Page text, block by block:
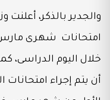
والجدير بالذكر، أعلنت
امتحانات شهرى مارس
خلال اليوم الدراسى،
أن يتم إجراء امتحانات